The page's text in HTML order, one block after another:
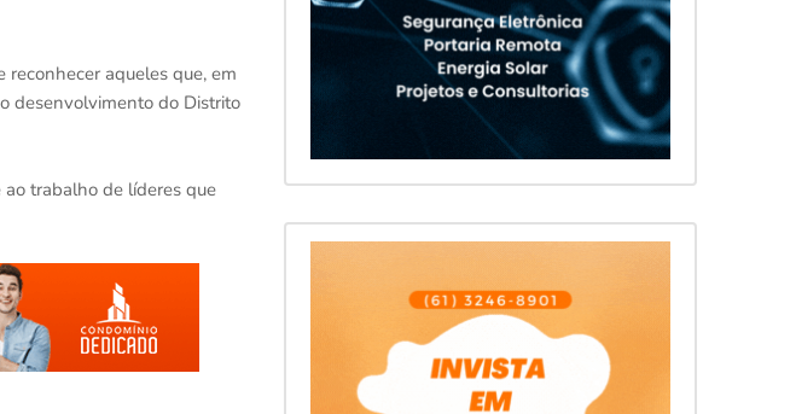
reconhecer aqueles que, em
desenvolvimento do Distrito
trabalho de líderes que